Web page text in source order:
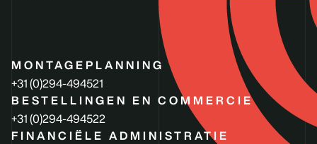
MONTAGEPLANNING
+31 (0)294-494521
BESTELLINGEN EN COMMERCIE
+31 (0)294-494522
FINANCIËLE ADMINISTRATIE